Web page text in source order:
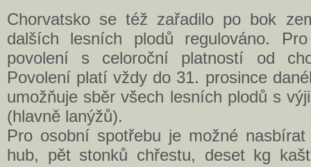
Chorvatsko se též zařadilo po bok
dalších lesních plodů regulováno.
povolení s celoroční platností od
Povolení platí vždy do 31. prosince
umožňuje sběr všech lesních plodů s
(hlavně lanýžů).
Pro osobní spotřebu je možné
hub, pět stonků chřestu, deset kg